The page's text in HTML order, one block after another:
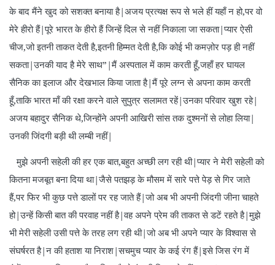
के बाद मैंने खुद को सशक्त बनाया है|अजय प्रत्यक्ष रूप से भले हीं यहाँ न हो,पर वो
मेरे हीरो हैं|पूरे भारत के हीरो हैं जिन्हें दिल से नहीं निकाला जा सकता|प्यार ऐसी
चीज,जो इतनी ताकत देती है,इतनी हिम्मत देती है,कि कोई भी कमज़ोर पड़ ही नहीं
सकता|उनकी याद है मेरे साथ”|मैं अस्पताल में काम करती हूँ,जहाँ हर घायल
सैनिक का इलाज और देखभाल किया जाता है|मैं पूरे लग्न से अपना काम करती
हूँ,ताकि भारत माँ की रक्षा करने वाले सुपुत्र सलामत रहें|उनका परिवार खुश रहे|
अजय बहादुर सैनिक थे,जिन्होंने अपनी आखिरी सांस तक दुश्मनों से लोहा लिया|
उनकी जिंदगी बड़ी थी लम्बी नहीं|
मुझे अपनी सहेली की हर एक बात,बहुत अच्छी लग रही थी|प्यार ने मेरी सहेली को
कितना मजबूत बना दिया था|जैसे पतझड़ के मौसम में सारे पत्ते पेड़ से गिर जाते
हैं,पर फिर भी कुछ पत्ते डालों पर रह जाते हैं|जो अब भी अपनी जिंदगी जीना चाहते
हो|उन्हें किसी बात की परवाह नहीं है|वह अपने प्रेम की ताकत से डटें रहते है|मुझे
भी मेरी सहेली उसी पत्ते के तरह लग रही थी|जो अब भी अपने प्यार के विश्वास से
संघर्षरत है|न की हताश या निराश|सचमुच प्यार के कई रंग हैं|इसे जिस रंग में